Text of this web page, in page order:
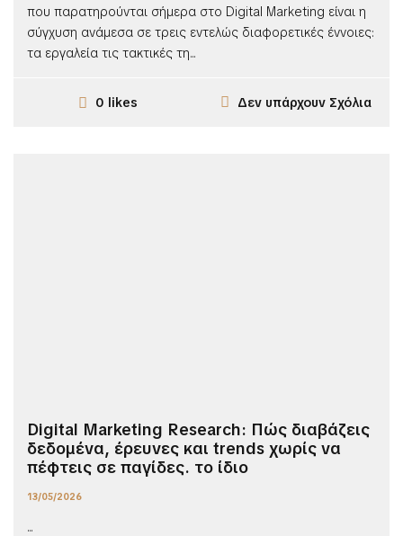
που παρατηρούνται σήμερα στο Digital Marketing είναι η
σύγχυση ανάμεσα σε τρεις εντελώς διαφορετικές έννοιες:
τα εργαλεία τις τακτικές τη...
0 likes Δεν υπάρχουν Σχόλια
Digital Marketing Research: Πώς διαβάζεις
δεδομένα, έρευνες και trends χωρίς να
πέφτεις σε παγίδες. το ίδιο
13/05/2026
...